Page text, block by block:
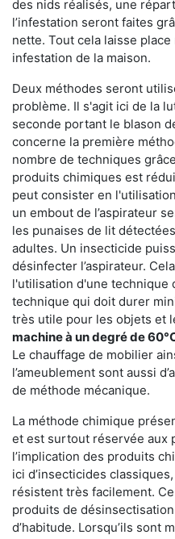
des nids réalisés, une
l’infestation seront faites
nette. Tout cela laisse
infestation de la maison.
Deux méthodes seront
problème. Il s'agit ici de la
seconde portant le blason
concerne la première
nombre de techniques
produits chimiques est
peut consister en
un embout de l’aspirateur
les punaises de lit
adultes. Un insecticide
désinfecter l’aspirateur.
l'utilisation d'une technique
technique qui doit durer
très utile pour les objets et
machine à un degré de
Le chauffage de mobilier
l’ameublement sont aussi
de méthode mécanique.
La méthode chimique
et est surtout réservée aux
l’implication des produits
ici d’insecticides
résistent très facilement.
produits de
d’habitude. Lorsqu’ils sont